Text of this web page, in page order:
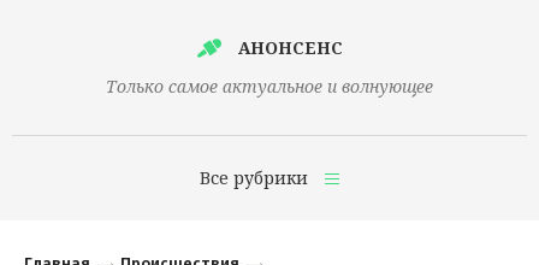
АНОНСЕНС
Только самое актуальное и волнующее
Все рубрики